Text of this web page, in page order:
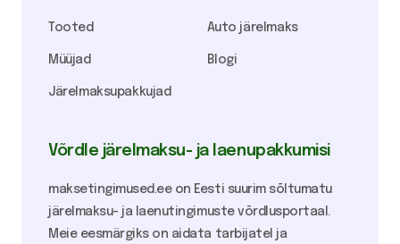
Tooted
Müüjad
Järelmaksupakkujad
Auto järelmaks
Blogi
Võrdle järelmaksu- ja laenupakkumisi
maksetingimused.ee on Eesti suurim sõltumatu
järelmaksu- ja laenutingimuste võrdlusportaal.
Meie eesmärgiks on aidata tarbijatel ja